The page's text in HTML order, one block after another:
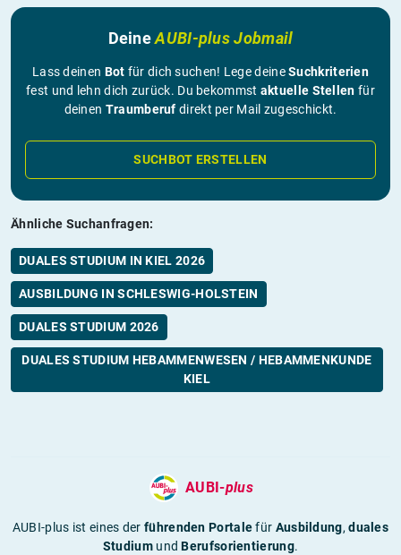
DeineAUBI-plus Jobmail
Lass deinen Bot für dich suchen! Lege deineSuchkriterien
fest und lehn dich zurück. Du bekommst aktuelle Stellen für
deinen Traumberuf direkt per Mail zugeschickt.
SUCHBOT ERSTELLEN
Ähnliche Suchanfragen:
DUALES STUDIUM IN KIEL 2026
AUSBILDUNG IN SCHLESWIG-HOLSTEIN
DUALES STUDIUM 2026
DUALES STUDIUM HEBAMMENWESEN / HEBAMMENKUNDE
KIEL
AUBI-plus
AUBI-plus ist eines derführenden Portalefür Ausbildung,duales
StudiumundBerufsorientierung.